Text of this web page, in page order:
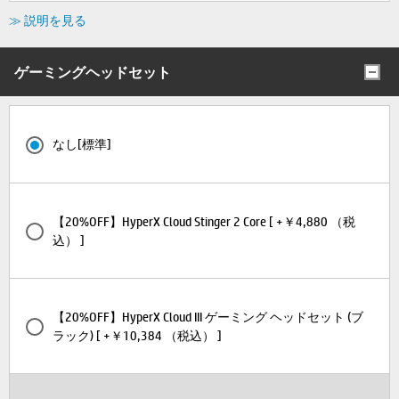
≫ 説明を見る
ゲーミングヘッドセット
なし[標準]
【20%OFF】HyperX Cloud Stinger 2 Core [ +￥4,880 （税
込） ]
【20%OFF】HyperX Cloud III ゲーミング ヘッドセット (ブ
ラック) [ +￥10,384 （税込） ]